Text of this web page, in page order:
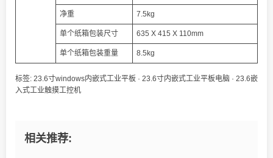
净重 7.5kg
单个纸箱包装尺寸 635 X 415 X 110mm
单个纸箱包装重量 8.5kg
标签: 23.6寸windows内嵌式工业平板 · 23.6寸内嵌式工业平板电脑 · 23.6嵌
入式工业触摸工控机
相关推荐: